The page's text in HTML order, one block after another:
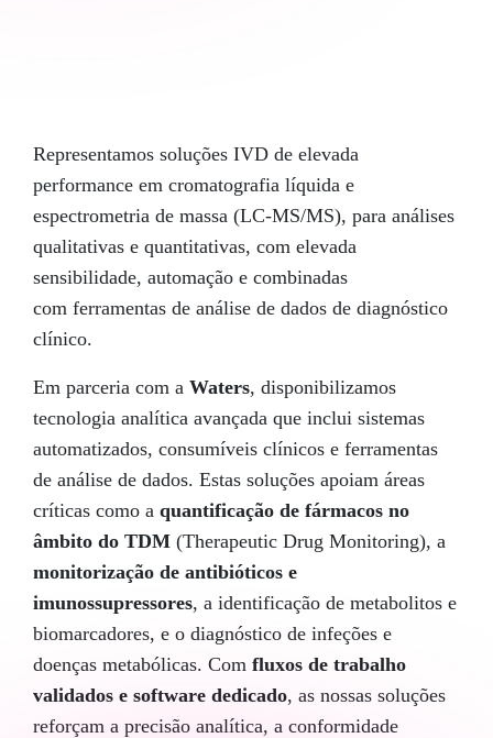
Representamos soluções IVD de elevada
performance em cromatografia líquida e
espectrometria de massa (LC-MS/MS), para análises
qualitativas e quantitativas, com elevada
sensibilidade, automação e combinadas
com ferramentas de análise de dados de diagnóstico
clínico.
Em parceria com a Waters, disponibilizamos
tecnologia analítica avançada que inclui sistemas
automatizados, consumíveis clínicos e ferramentas
de análise de dados. Estas soluções apoiam áreas
críticas como a quantificação de fármacos no
âmbito do TDM (Therapeutic Drug Monitoring), a
monitorização de antibióticos e
imunossupressores, a identificação de metabolitos e
biomarcadores, e o diagnóstico de infeções e
doenças metabólicas. Com fluxos de trabalho
validados e software dedicado, as nossas soluções
reforçam a precisão analítica, a conformidade